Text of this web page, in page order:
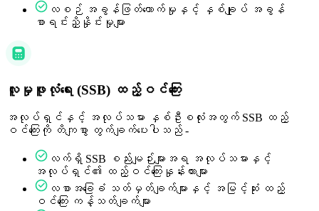
လစဉ် အခွန်ဖြတ်တောက်မှုနှင့် နှစ်ချုပ် အခွန်
စာရင်းညှိနှိုင်းမှုများ
လူမှုဖူလုံရေး (SSB) ထည့်ဝင်ကြေး
အလုပ်ရှင်နှင့် အလုပ်သမား နှစ်ဦးစလုံးအတွက် SSB ထည့်
ဝင်ကြေးကို တိကျစွာ တွက်ချက်ပေးပါသည် -
လက်ရှိ SSB စည်းမျဉ်းများအရ အလုပ်သမားနှင့်
အလုပ်ရှင်၏ ထည့်ဝင်ကြေးနှုန်းထားများ
လစာအခြေခံ သတ်မှတ်ချက်များနှင့် အမြင့်ဆုံး ထည့်
ဝင်ကြေး ကန့်သတ်ချက်များ